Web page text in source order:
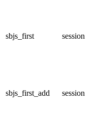
sbjs_first session
sbjs_first_add session